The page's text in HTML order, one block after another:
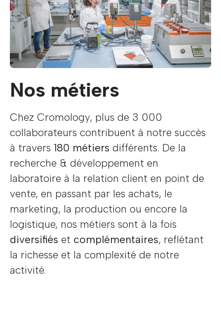
Nos métiers
Chez Cromology, plus de 3 000
collaborateurs contribuent à notre succès
à travers 180 métiers différents. De la
recherche & développement en
laboratoire à la relation client en point de
vente, en passant par les achats, le
marketing, la production ou encore la
logistique, nos métiers sont à la fois
diversifiés et complémentaires, reflétant
la richesse et la complexité de notre
activité.